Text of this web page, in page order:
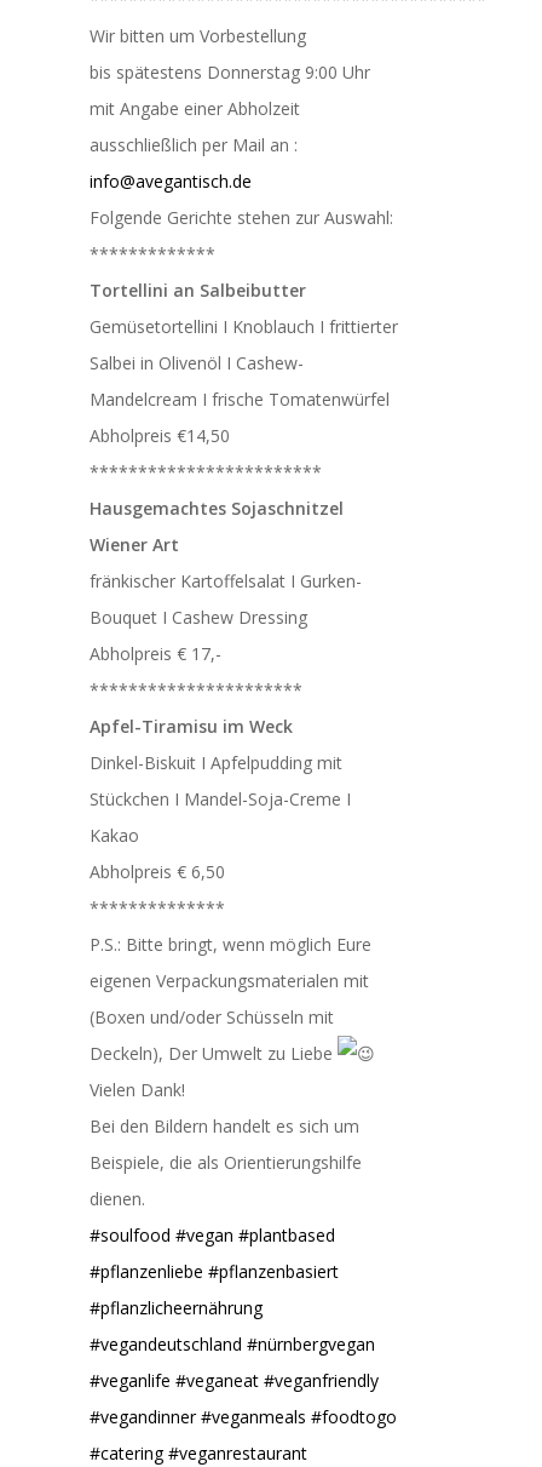
Wir bitten um Vorbestellung
bis spätestens Donnerstag 9:00 Uhr
mit Angabe einer Abholzeit
ausschließlich per Mail an :
info@avegantisch.de
Folgende Gerichte stehen zur Auswahl:
*************
Tortellini an Salbeibutter
Gemüsetortellini I Knoblauch I frittierter
Salbei in Olivenöl I Cashew-
Mandelcream I frische Tomatenwürfel
Abholpreis €14,50
************************
Hausgemachtes Sojaschnitzel
Wiener Art
fränkischer Kartoffelsalat I Gurken-
Bouquet I Cashew Dressing
Abholpreis € 17,-
**********************
Apfel-Tiramisu im Weck
Dinkel-Biskuit I Apfelpudding mit
Stückchen I Mandel-Soja-Creme I
Kakao
Abholpreis € 6,50
**************
P.S.: Bitte bringt, wenn möglich Eure
eigenen Verpackungsmaterialen mit
(Boxen und/oder Schüsseln mit
Deckeln), Der Umwelt zu Liebe
Vielen Dank!
Bei den Bildern handelt es sich um
Beispiele, die als Orientierungshilfe
dienen.
#soulfood #vegan #plantbased
#pflanzenliebe #pflanzenbasiert
#pflanzlicheernährung
#vegandeutschland #nürnbergvegan
#veganlife #veganeat #veganfriendly
#vegandinner #veganmeals #foodtogo
#catering #veganrestaurant